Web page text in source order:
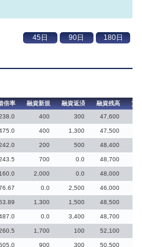
倍率 融資新規 融資返済 融資残高
貸
400 300 47,600
400 1,300 47,500
200 500 48,400
700 0.0 48,700
160.0 2,000 0.0 48,000
0.0 2,500 46,000
1,300 1,500 48,500
0.0 3,400 48,700
1,700 100 52,100
900 300 50,500